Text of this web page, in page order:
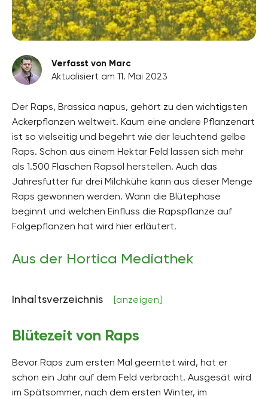
Verfasst von Marc
Aktualisiert am 11. Mai 2023
Der Raps, Brassica napus, gehört zu den wichtigsten
Ackerpflanzen weltweit. Kaum eine andere Pflanzenart
ist so vielseitig und begehrt wie der leuchtend gelbe
Raps. Schon aus einem Hektar Feld lassen sich mehr
als 1.500 Flaschen Rapsöl herstellen. Auch das
Jahresfutter für drei Milchkühe kann aus dieser Menge
Raps gewonnen werden. Wann die Blütephase
beginnt und welchen Einfluss die Rapspflanze auf
Folgepflanzen hat wird hier erläutert.
Aus der Hortica Mediathek
Inhaltsverzeichnis [anzeigen]
Blütezeit von Raps
Bevor Raps zum ersten Mal geerntet wird, hat er
schon ein Jahr auf dem Feld verbracht. Ausgesät wird
im Spätsommer, nach dem ersten Winter, im